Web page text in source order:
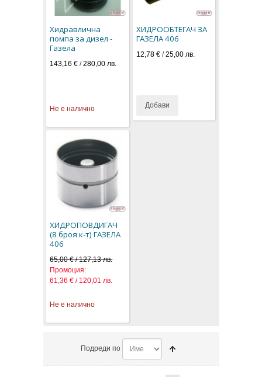
Хидравлична
помпа за дизел -
Газела
143,16 € /280,00 лв.
Не е налично
ХИДРООБТЕГАЧ ЗА
ГАЗЕЛА 406
12,78 €/25,00 лв.
Добави
ХИДРОПОВДИГАЧ
(8 броя к-т) ГАЗЕЛА
406
65,00 € / 127,13 лв.
Промоция:
61,36 € / 120,01 лв.
Не е налично
Подреди по